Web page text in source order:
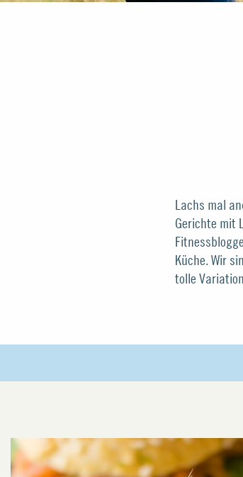
Lachs mal
Gerichte mit
Küche. Wir
tolle
Nudeln, als
Salat –
leckeren
einigen die